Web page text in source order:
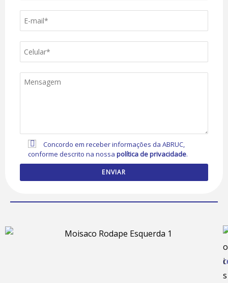
Concordo em receber informações da ABRUC,
conforme descrito na nossapolítica de privacidade.